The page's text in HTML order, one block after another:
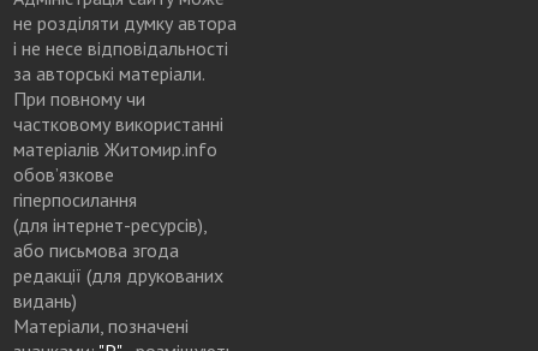
не розділяти думку автора
і не несе відповідальності
за авторські матеріали.
При повному чи
частковому використанні
матеріалів Житомир.info
обов’язкове
гіперпосилання
(для інтернет-ресурсів),
або письмова згода
редакції (для друкованих
видань)
Матеріали, позначені